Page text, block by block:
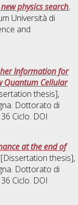
physics search,
Università di
and
Information for
Quantum Cellular
thesis],
Dottorato di
36 Ciclo. DOI
at the end of
[Dissertation thesis],
Dottorato di
36 Ciclo. DOI